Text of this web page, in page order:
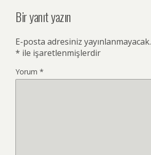
Bir yanıt yazın
E-posta adresiniz yayınlanmayacak.
* ile işaretlenmişlerdir
Yorum *